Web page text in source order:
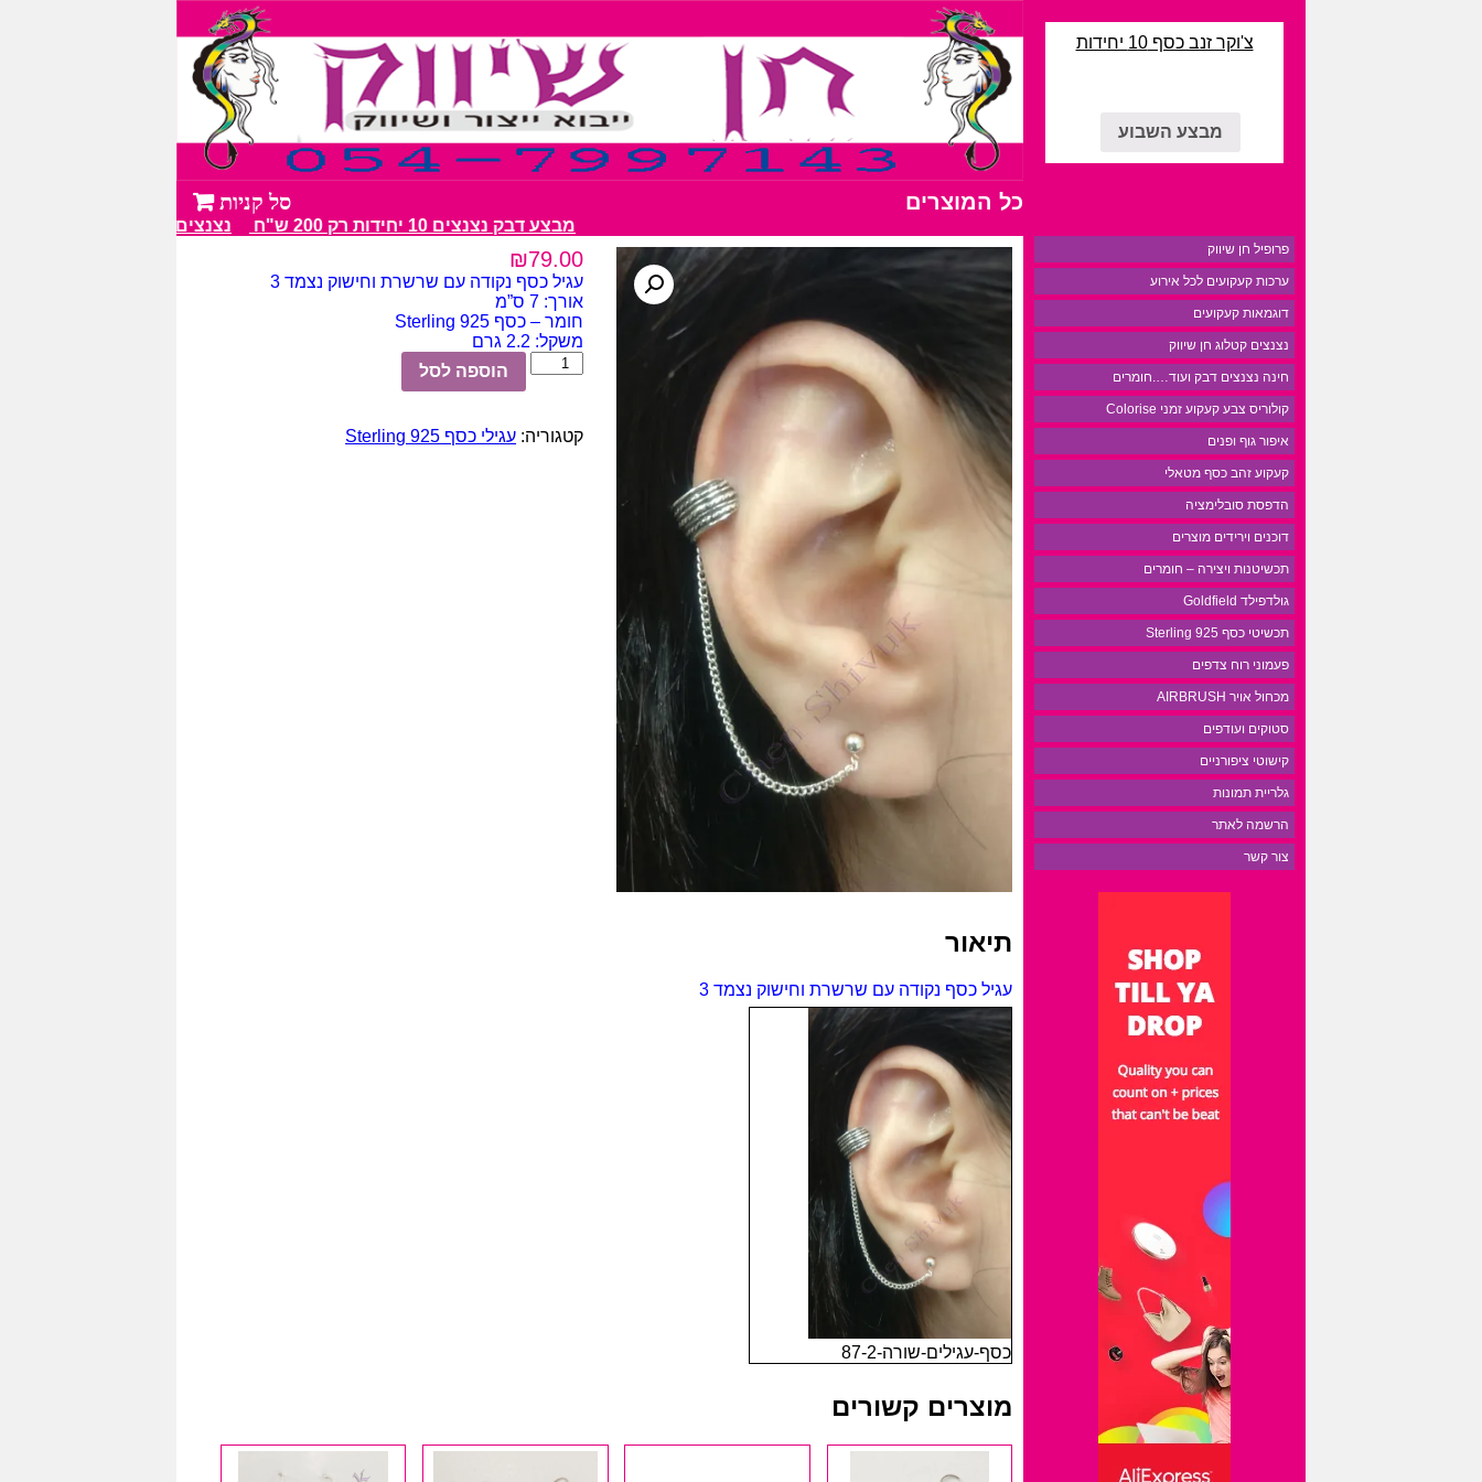
צ'וקר זנב כסף 10 יחידות
מבצע השבוע
כל המוצרים
מבצע דבק נצנצים 10 יחידות רק 200 ש"ח נצנצים מעל 100 גווני צבע מרהיבים
פרופיל חן שיווק
ערכות קעקועים לכל אירוע
דוגמאות קעקועים
נצנצים קטלוג חן שיווק
חינה נצנצים דבק ועוד….חומרים
קולוריס צבע קעקוע זמני Colorise
איפור גוף ופנים
קעקוע זהב כסף מטאלי
הדפסת סובלימציה
דוכנים וירידים מוצרים
תכשיטנות ויצירה – חומרים
גולדפילד Goldfield
תכשיטי כסף 925 Sterling
פעמוני רוח צדפים
מכחול אויר AIRBRUSH
סטוקים ועודפים
קישוטי ציפורניים
גלריית תמונות
הרשמה לאתר
צור קשר
₪79.00
עגיל כסף נקודה עם שרשרת וחישוק נצמד 3
אורך: 7 ס”מ
חומר – כסף 925 Sterling
משקל: 2.2 גרם
כמות
של
נקודה
הוספה לסל
קטגוריה: עגילי כסף Sterling 925
תיאור
עגיל כסף נקודה עם שרשרת וחישוק נצמד 3
כסף-עגילים-שורה-87-2
מוצרים קשורים